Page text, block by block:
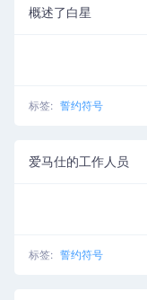
概述了白星
标签: 誓约符号
爱马仕的工作人员
标签: 誓约符号